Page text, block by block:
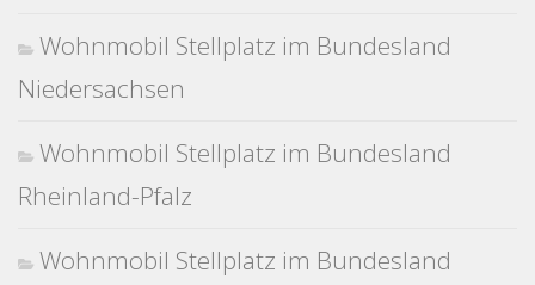
Wohnmobil Stellplatz im Bundesland
Niedersachsen
Wohnmobil Stellplatz im Bundesland
Rheinland-Pfalz
Wohnmobil Stellplatz im Bundesland